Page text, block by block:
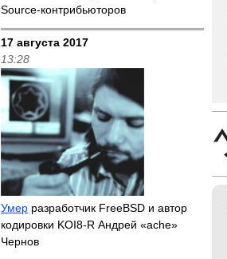
Source-контрибьюторов
17 августа 2017
13:28
Умер разработчик FreeBSD и автор
кодировки KOI8-R Андрей «ache»
Чернов